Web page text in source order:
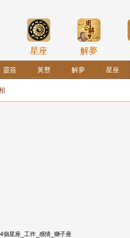
星座 解夢
靈簽 黃歷 解夢 星座
個星座_工作_感情_獅子座